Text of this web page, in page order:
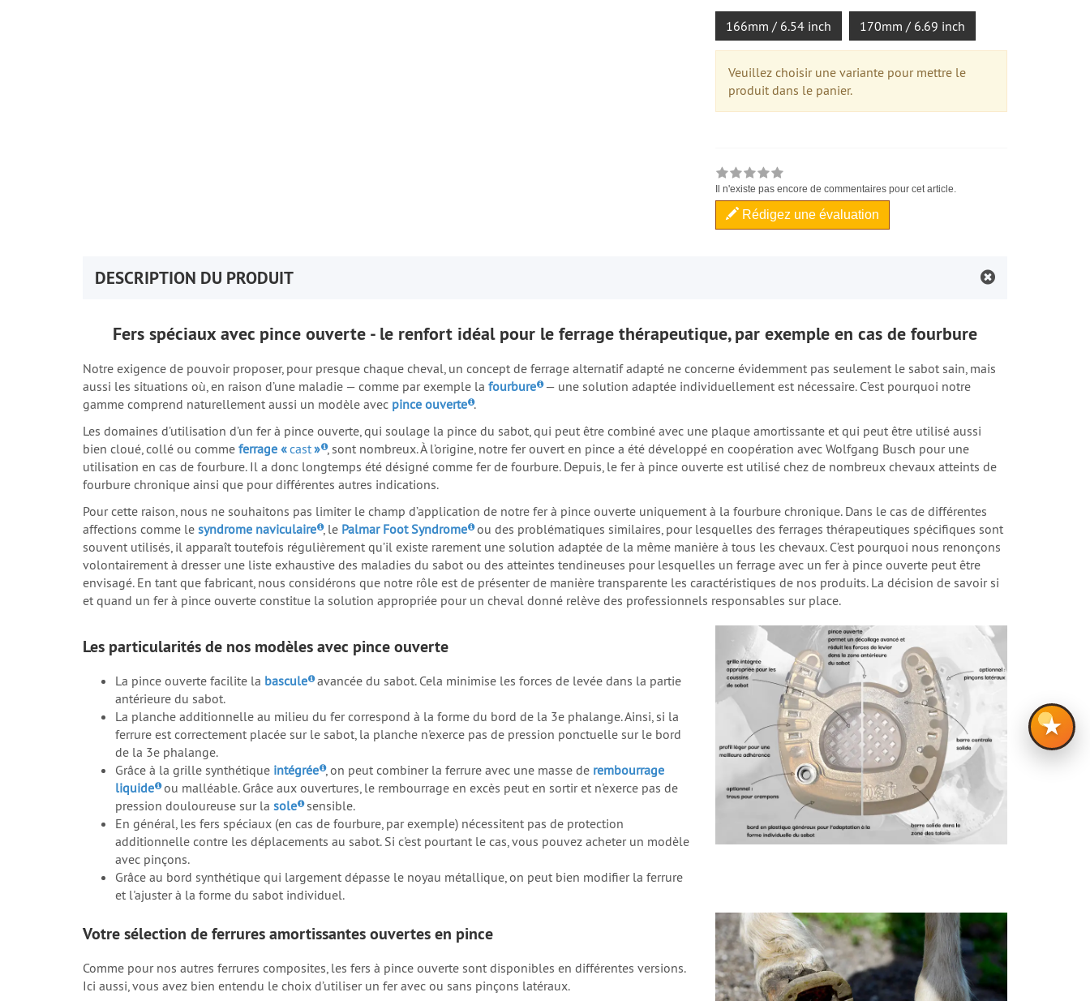
166mm / 6.54 inch 170mm / 6.69 inch
Veuillez choisir une variante pour mettre le
produit dans le panier.
Il n'existe pas encore de commentaires pour cet article.
Rédigez une évaluation
DESCRIPTION DU PRODUIT
Fers spéciaux avec pince ouverte - le renfort idéal pour le ferrage thérapeutique, par exemple en cas de fourbure
Notre exigence de pouvoir proposer, pour presque chaque cheval, un concept de ferrage alternatif adapté ne concerne évidemment pas seulement le sabot sain, mais
aussi les situations où, en raison d’une maladie — comme par exemple la fourbure — une solution adaptée individuellement est nécessaire. C’est pourquoi notre
gamme comprend naturellement aussi un modèle avec pince ouverte .
Les domaines d’utilisation d’un fer à pince ouverte, qui soulage la pince du sabot, qui peut être combiné avec une plaque amortissante et qui peut être utilisé aussi
bien cloué, collé ou comme ferrage «cast» , sont nombreux. À l’origine, notre fer ouvert en pince a été développé en coopération avec Wolfgang Busch pour une
utilisation en cas de fourbure. Il a donc longtemps été désigné comme fer de fourbure. Depuis, le fer à pince ouverte est utilisé chez de nombreux chevaux atteints de
fourbure chronique ainsi que pour différentes autres indications.
Pour cette raison, nous ne souhaitons pas limiter le champ d’application de notre fer à pince ouverte uniquement à la fourbure chronique. Dans le cas de différentes
affections comme le syndrome naviculaire , le Palmar Foot Syndrome ou des problématiques similaires, pour lesquelles des ferrages thérapeutiques spécifiques sont
souvent utilisés, il apparaît toutefois régulièrement qu’il existe rarement une solution adaptée de la même manière à tous les chevaux. C’est pourquoi nous renonçons
volontairement à dresser une liste exhaustive des maladies du sabot ou des atteintes tendineuses pour lesquelles un ferrage avec un fer à pince ouverte peut être
envisagé. En tant que fabricant, nous considérons que notre rôle est de présenter de manière transparente les caractéristiques de nos produits. La décision de savoir si
et quand un fer à pince ouverte constitue la solution appropriée pour un cheval donné relève des professionnels responsables sur place.
Les particularités de nos modèles avec pince ouverte
La pince ouverte facilite la bascule avancée du sabot. Cela minimise les forces de levée dans la partie
antérieure du sabot.
La planche additionnelle au milieu du fer correspond à la forme du bord de la 3e phalange. Ainsi, si la
ferrure est correctement placée sur le sabot, la planche n'exerce pas de pression ponctuelle sur le bord
de la 3e phalange.
Grâce à la grille synthétique intégrée , on peut combiner la ferrure avec une masse de rembourrage
liquide ou malléable. Grâce aux ouvertures, le rembourrage en excès peut en sortir et n'exerce pas de
pression douloureuse sur la sole sensible.
En général, les fers spéciaux (en cas de fourbure, par exemple) nécessitent pas de protection
additionnelle contre les déplacements au sabot. Si c'est pourtant le cas, vous pouvez acheter un modèle
avec pinçons.
Grâce au bord synthétique qui largement dépasse le noyau métallique, on peut bien modifier la ferrure
et l'ajuster à la forme du sabot individuel.
Votre sélection de ferrures amortissantes ouvertes en pince
Comme pour nos autres ferrures composites, les fers à pince ouverte sont disponibles en différentes versions.
Ici aussi, vous avez bien entendu le choix d’utiliser un fer avec ou sans pinçons latéraux.
★